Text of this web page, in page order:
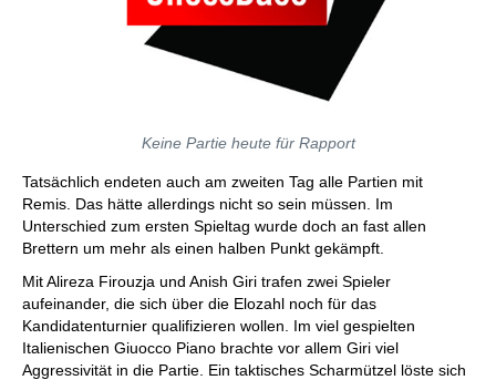
Keine Partie heute für Rapport
Tatsächlich endeten auch am zweiten Tag alle Partien mit
Remis. Das hätte allerdings nicht so sein müssen. Im
Unterschied zum ersten Spieltag wurde doch an fast allen
Brettern um mehr als einen halben Punkt gekämpft.
Mit Alireza Firouzja und Anish Giri trafen zwei Spieler
aufeinander, die sich über die Elozahl noch für das
Kandidatenturnier qualifizieren wollen. Im viel gespielten
Italienischen Giuocco Piano brachte vor allem Giri viel
Aggressivität in die Partie. Ein taktisches Scharmützel löste sich